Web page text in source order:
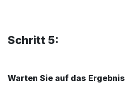
Schritt 5:
Warten Sie auf das Ergebnis